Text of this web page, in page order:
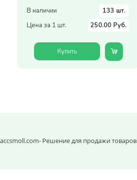
В наличии
133 шт.
Цена за 1 шт.
250.00 Руб.
Купить
accsmoll.com- Решение для продажи товаров